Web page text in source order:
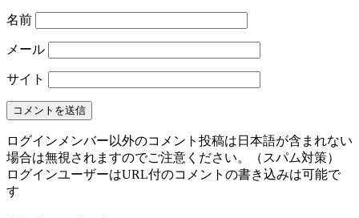
名前
メール
サイト
ログインメンバー以外のコメント投稿は日本語が含まれない
場合は無視されますのでご注意ください。（スパム対策）
ログインユーザーはURL付のコメントの書き込みは可能で
す